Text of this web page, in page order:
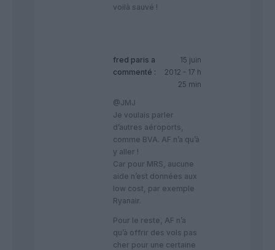
voilà sauvé !
fred paris a
commenté :
15 juin
2012 - 17 h
25 min
@JMJ
Je voulais parler
d’autres aéroports,
comme BVA. AF n’a qu’à
y aller !
Car pour MRS, aucune
aide n’est données aux
low cost, par exemple
Ryanair.
Pour le reste, AF n’a
qu’à offrir des vols pas
cher pour une certaine